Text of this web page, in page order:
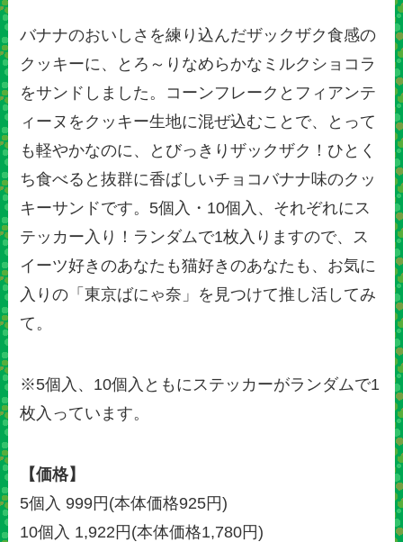
バナナのおいしさを練り込んだザックザク食感の
クッキーに、とろ～りなめらかなミルクショコラ
をサンドしました。コーンフレークとフィアンテ
ィーヌをクッキー生地に混ぜ込むことで、とって
も軽やかなのに、とびっきりザックザク！ひとく
ち食べると抜群に香ばしいチョコバナナ味のクッ
キーサンドです。5個入・10個入、それぞれにス
テッカー入り！ランダムで1枚入りますので、ス
イーツ好きのあなたも猫好きのあなたも、お気に
入りの「東京ばにゃ奈」を見つけて推し活してみ
て。
※5個入、10個入ともにステッカーがランダムで1
枚入っています。
【価格】
5個入 999円(本体価格925円)
10個入 1,922円(本体価格1,780円)